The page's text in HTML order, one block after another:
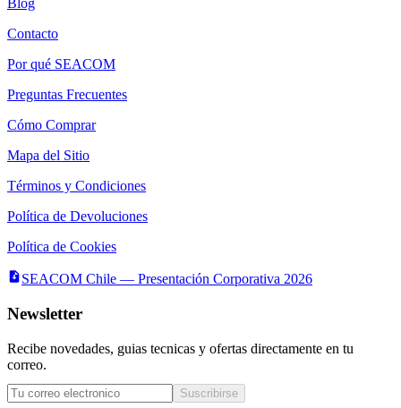
Blog
Contacto
Por qué SEACOM
Preguntas Frecuentes
Cómo Comprar
Mapa del Sitio
Términos y Condiciones
Política de Devoluciones
Política de Cookies
SEACOM Chile — Presentación Corporativa 2026
Newsletter
Recibe novedades, guias tecnicas y ofertas directamente en tu
correo.
Suscribirse